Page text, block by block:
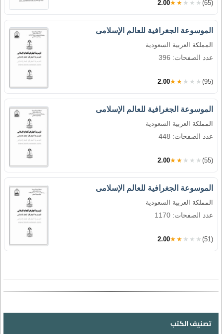
2.00★★★★★ (65)
الموسوعة الجغرافية للعالم الإسلامى
المملكة العربية السعودية
عدد الصفحات: 396
2.00★★★★★ (95)
الموسوعة الجغرافية للعالم الإسلامى
المملكة العربية السعودية
عدد الصفحات: 448
2.00★★★★★ (55)
الموسوعة الجغرافية للعالم الإسلامى
المملكة العربية السعودية
عدد الصفحات: 1170
2.00★★★★★ (51)
تصنيف الكتب